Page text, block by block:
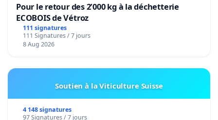
Pour le retour des 2’000 kg à la déchetterie
ECOBOIS de Vétroz
111 signatures
111 Signatures / 7 jours
8 Aug 2026
Soutien à la Viticulture Suisse
4 148 signatures
97 Signatures / 7 jours